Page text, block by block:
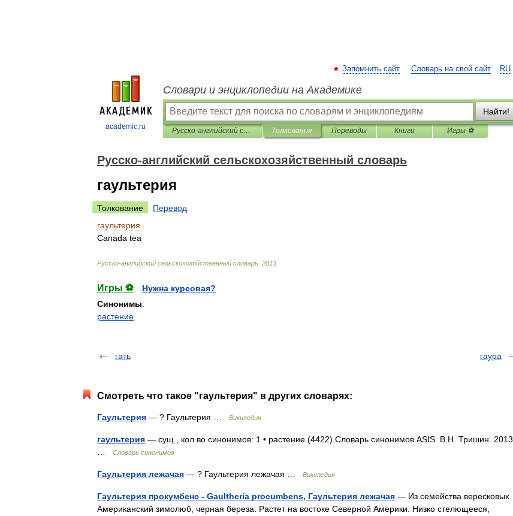
academic.ru
RU
Запомнить сайт Словарь на свой сайт
Словари и энциклопедии на Академике
Найти!
Русско-английский сельскохозяйственный словарь Толкования Переводы Книги Игры ⚽
Русско-английский сельскохозяйственный словарь
гаультерия
Толкование
Перевод
гаультерия
Canada tea
Русско-английский сельскохозяйственный словарь 2013
Игры ⚽
Нужна курсовая?
Синонимы:
растение
гать гаура
Смотреть что такое "гаультерия" в других словарях:
Гаультерия — ? Гаультерия … Википедия
гаультерия — сущ., кол во синонимов: 1 • растение (4422) Словарь синонимов ASIS. В.Н. Тришин. 2013
Словарь синонимов
Гаультерия лежачая — ? Гаультерия лежачая … Википедия
Гаультерия прокумбенс - Gaultheria procumbens, Гаультерия лежачая — Из семейства вересковых.
Американский зимолюб, черная береза. Растет на востоке Северной Америки. Низко стелющееся,